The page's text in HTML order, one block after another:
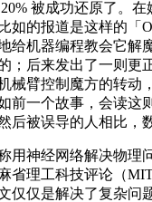
被成功还原了。
如的报道是这样的「
给机器编程教会它解
；后来发出了一则更
械臂控制魔方的转动
前一个故事，会读这
后被误导的人相比，
神经网络解决物理
省理工科技评论（
仅仅是解决了复杂问